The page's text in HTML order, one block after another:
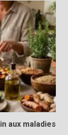
aux maladies